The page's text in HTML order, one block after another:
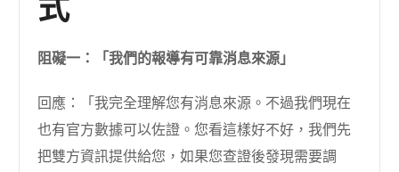
式
阻礙一：「我們的報導有可靠消息來源」
回應：「我完全理解您有消息來源。不過我們現在
也有官方數據可以佐證。您看這樣好不好，我們先
把雙方資訊提供給您，如果您查證後發現需要調